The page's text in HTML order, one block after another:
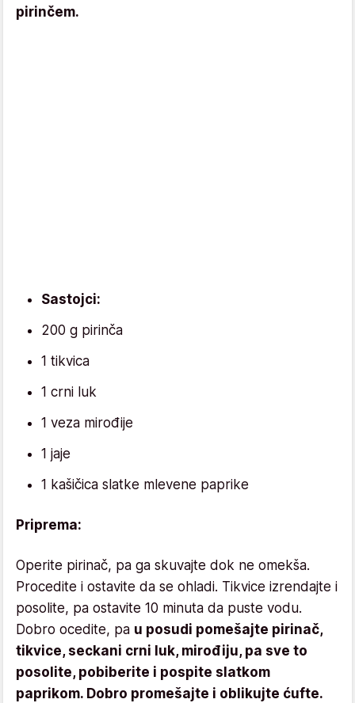
pirinčem.
Sastojci:
200 g pirinča
1 tikvica
1 crni luk
1 veza mirođije
1 jaje
1 kašičica slatke mlevene paprike
Priprema:
Operite pirinač, pa ga skuvajte dok ne omekša.
Procedite i ostavite da se ohladi. Tikvice izrendajte i
posolite, pa ostavite 10 minuta da puste vodu.
Dobro ocedite, pa u posudi pomešajte pirinač,
tikvice, seckani crni luk, mirođiju, pa sve to
posolite, pobiberite i pospite slatkom
paprikom. Dobro promešajte i oblikujte ćufte.